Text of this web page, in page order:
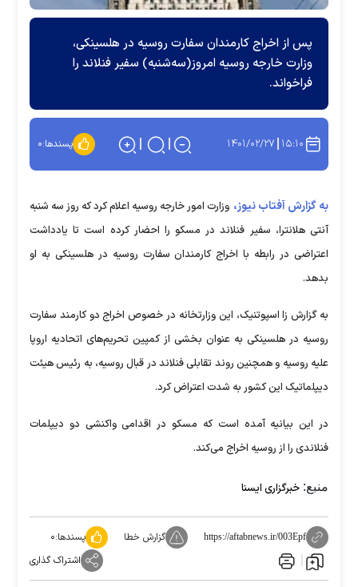
پس از اخراج کارمندان سفارت روسیه در هلسینکی،
وزارت خارجه روسیه امروز(سه‌شنبه) سفیر فنلاند را
فراخواند.
۱۵:۱۰ ۱۴۰۱/۰۲/۲۷ پسندها:۰
به گزارش آفتاب نیوز، وزارت امور خارجه روسیه اعلام کرد که روز سه شنبه
آنتی هلانترا، سفیر فنلاند در مسکو را احضار کرده است تا یادداشت
اعتراضی در رابطه با اخراج کارمندان سفارت روسیه در هلسینکی به او
بدهد.
به گزارش زا اسپوتنیک، این وزارتخانه در خصوص اخراج دو کارمند سفارت
روسیه در هلسینکی به عنوان بخشی از کمپین تحریم‌های اتحادیه اروپا
علیه روسیه و همچنین روند تقابلی فنلاند در قبال روسیه، به رئیس هیئت
دیپلماتیک این کشور به شدت اعتراض کرد.
در این بیانیه آمده است که مسکو در اقدامی واکنشی دو دیپلمات
فنلاندی را از روسیه اخراج می‌کند.
منبع: خبرگزاری ایسنا
https://aftabnews.ir/003Epf گزارش خطا پسندها:۰
اشتراک گذاری